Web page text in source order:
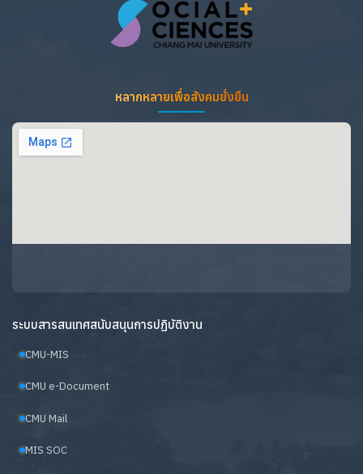
หลากหลายเพื่อสังคมยั่งยืน
ระบบสารสนเทศสนับสนุนการปฏิบัติงาน
CMU-MIS
CMU e-Document
CMU Mail
MIS SOC